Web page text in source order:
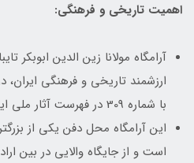
اهمیت تاریخی و فرهنگی:
آرامگاه مولانا زین الدین ابوبکر
با شماره 309 در فهرست آثار ملی ایران به ثبت رسیده است.
این آرامگاه محل دفن یکی از
است و از جایگاه والایی در بین